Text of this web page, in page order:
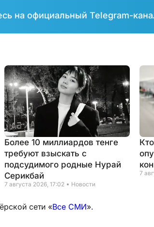
на официальный Telegram-
Более 10 миллиардов тенге
требуют взыскать с
подсудимого родные Нурай
Серикбай
7 августа 2026, 17:02 Новости
7
сети «Все СМИ».